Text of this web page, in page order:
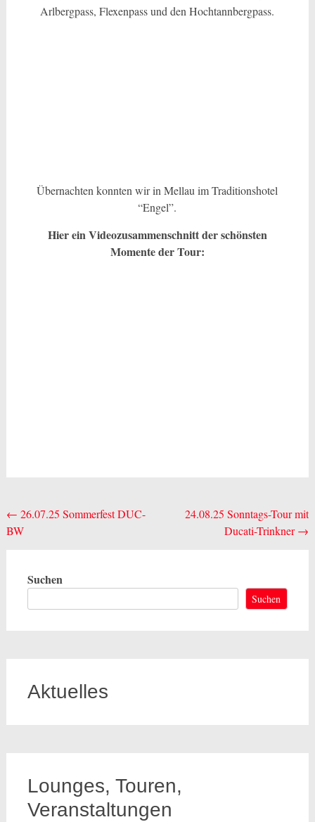
Arlbergpass, Flexenpass und den Hochtannbergpass.
Übernachten konnten wir in Mellau im Traditionshotel
“Engel”.
Hier ein Videozusammenschnitt der schönsten
Momente der Tour:
Beitragsnavigation
← 26.07.25 Sommerfest DUC-
BW
24.08.25 Sonntags-Tour mit
Ducati-Trinkner→
Suchen
Suchen
Aktuelles
Lounges, Touren,
Veranstaltungen